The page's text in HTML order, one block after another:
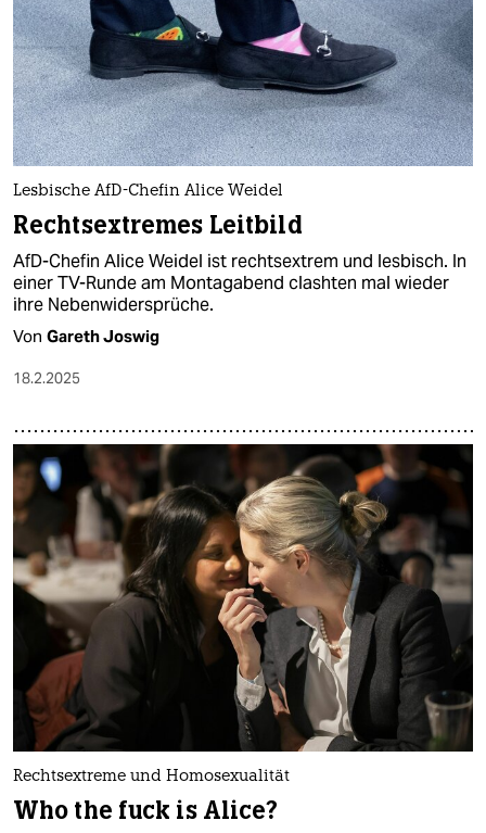
Lesbische AfD-Chefin Alice Weidel
Rechtsextremes Leitbild
AfD-Chefin Alice Weidel ist rechtsextrem und lesbisch. In
einer TV-Runde am Montagabend clashten mal wieder
ihre Nebenwidersprüche.
Von Gareth Joswig
18.2.2025
Rechtsextreme und Homosexualität
Who the fuck is Alice?